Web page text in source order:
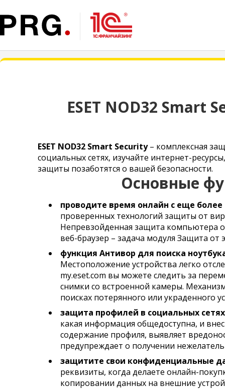
ESET NOD32 Smart
ESET NOD32 Smart Security– комплексная
социальных сетях, изучайте интернет-
защиты позаботятся о вашей безопасности.
Основные
проводите время онлайн с еще
проверенных технологий защиты от
Непревзойденная защита компьютера
веб-браузер – задача модуля Защита
функция Антивор для поиска
Местоположение устройства легко
my.eset.com вы можете следить за
снимки со встроенной камеры.
поисках потерянного или украденного
защита профилей в социальных
какая информация общедоступна, и
содержание профиля, выявляет
предупреждает о получении
защитите свои конфиденциальные
реквизиты, когда делаете онлайн-
копировании данных на внешние